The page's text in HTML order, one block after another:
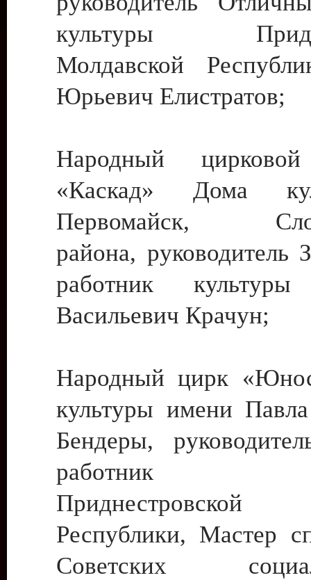
культуры
Молдавской
Юрьевич Елистратов;
Народный цирковой
«Каскад» Дома
Первомайск,
района, руководитель
работник культуры
Васильевич Крачун;
Народный цирк
культуры имени
Бендеры,
работник
Приднестровской
Республики, Мастер
Советских